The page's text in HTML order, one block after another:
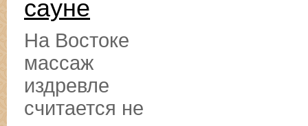
сауне
На Востоке
массаж
издревле
считается не